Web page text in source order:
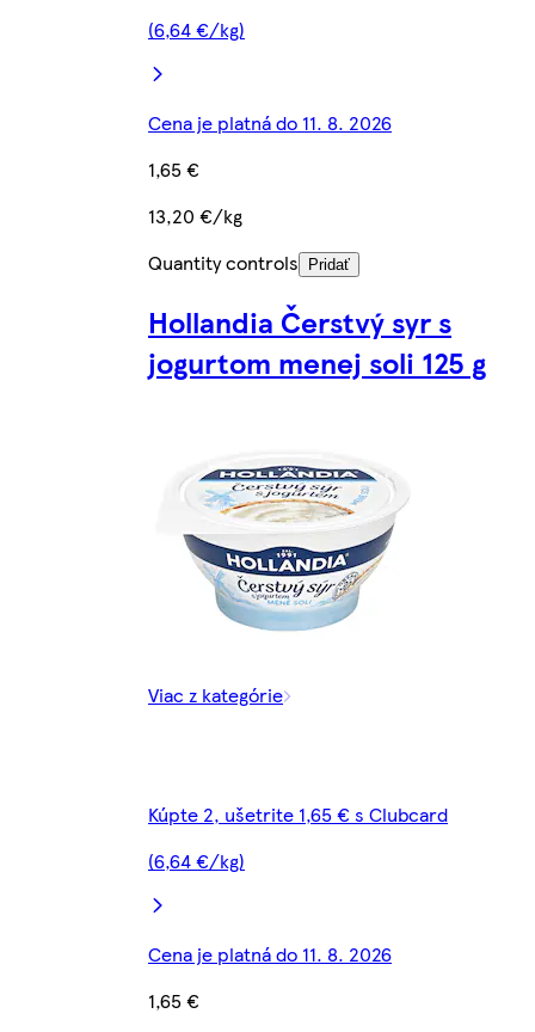
(6,64 €/kg)
Cena je platná do 11. 8. 2026
1,65 €
13,20 €/kg
Quantity controls
Pridať
Hollandia Čerstvý syr s
jogurtom menej soli 125 g
Viac z kategórie
Kúpte 2, ušetrite 1,65 € s Clubcard
(6,64 €/kg)
Cena je platná do 11. 8. 2026
1,65 €